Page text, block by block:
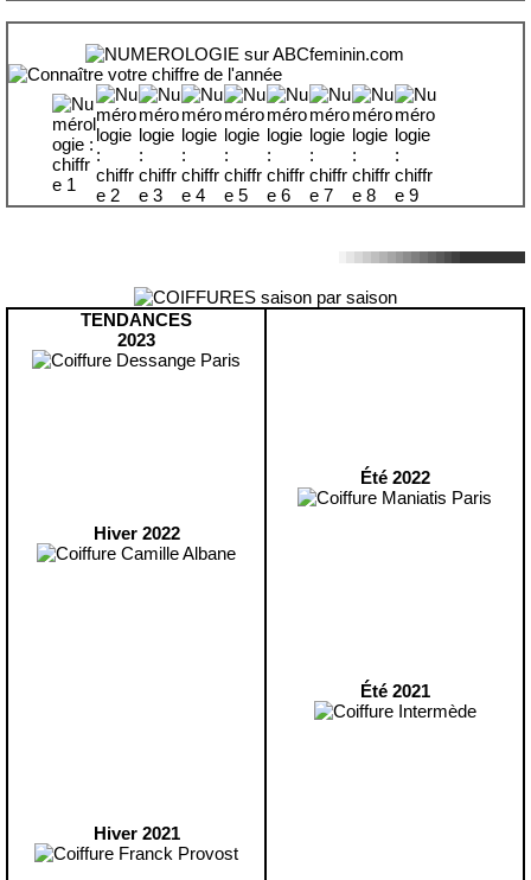
TENDANCES
2023
Hiver 2022
Hiver 2021
Été 2022
Été 2021